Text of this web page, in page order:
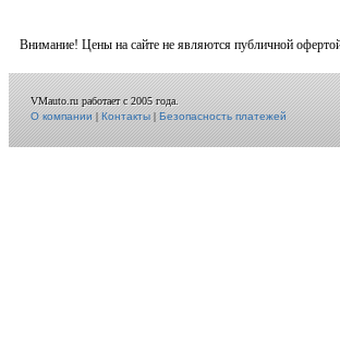
Внимание! Цены на сайте не являются публичной
VMauto.ru работает с 2005 года.
О компании|Контакты|Безопасность платежей